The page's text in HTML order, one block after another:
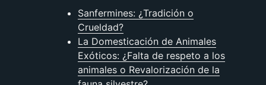
Sanfermines: ¿Tradición o
Crueldad?
La Domesticación de Animales
Exóticos: ¿Falta de respeto a los
animales o Revalorización de la